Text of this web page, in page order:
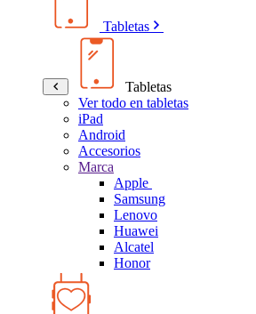
Tabletas
Tabletas
Ver todo en tabletas
iPad
Android
Accesorios
Marca
Apple
Samsung
Lenovo
Huawei
Alcatel
Honor